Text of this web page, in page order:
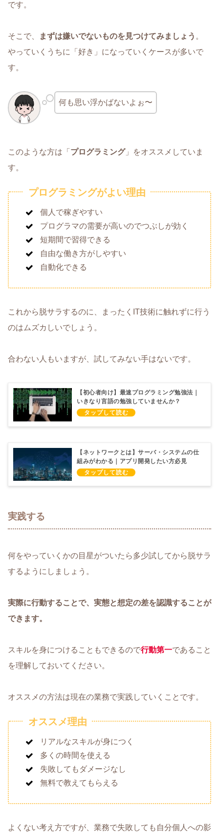
です。
そこで、 まずは嫌いでないものを見つけてみましょう 。
やっていくうちに「好き」になっていくケースが多いで
す。
何も思い浮かばないよぉ〜
このような方は「 プログラミング」をオススメしていま
す。
プログラミングがよい理由
個人で稼ぎやすい
プログラマの需要が高いのでつぶしが効く
短期間で習得できる
自由な働き方がしやすい
自動化できる
これから脱サラするのに、まったくIT技術に触れずに行う
のはムズカしいでしょう。
合わない人もいますが、試してみない手はないです。
【初心者向け】最速プログラミング勉強法｜
いきなり言語の勉強していませんか？
【ネットワークとは】サーバ・システムの仕
組みがわかる｜アプリ開発したい方必見
実践する
何をやっていくかの目星がついたら多少試してから脱サラ
するようにしましょう。
実際に行動することで、実態と想定の差を認識することが
できます。
スキルを身につけることもできるので行動第一であること
を理解しておいてください。
オススメの方法は現在の業務で実践していくことです。
オススメ理由
リアルなスキルが身につく
多くの時間を使える
失敗してもダメージなし
無料で教えてもらえる
よくない考え方ですが、業務で失敗しても自分個人への影